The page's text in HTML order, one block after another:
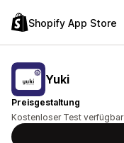
Shopify App Store
Yuki
Preisgestaltung
Kostenloser Test verfügbar